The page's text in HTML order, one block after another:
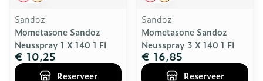
Sandoz
Mometasone Sandoz
Neusspray 1 X 140 1 Fl
€ 10,25
Reserveer
Sandoz
Mometasone Sandoz
Neusspray 3 X 140 1 Fl
€ 16,85
Reserveer